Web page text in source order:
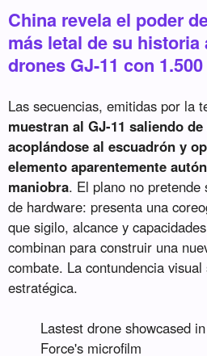
China revela el poder
más letal de su historia
drones GJ-11 con
Las secuencias, emitidas por la
muestran al GJ-11 saliendo
acoplándose al escuadrón y
elemento aparentemente
maniobra. El plano no
de hardware: presenta una
que sigilo, alcance y
combinan para construir una
combate. La contundencia
estratégica.
Lastest drone showcased
Force's microfilm